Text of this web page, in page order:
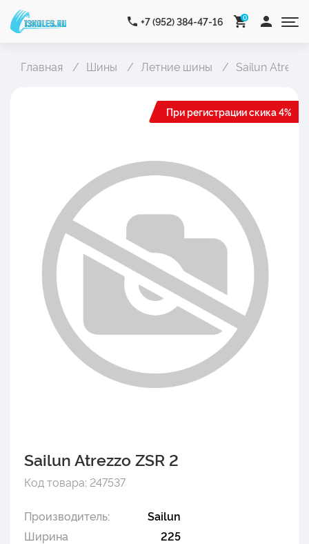
+7 (952) 384-47-16 0
Главная Шины Летние шины Sailun
Sailun Atrezzo ZSR 2
Код товара: 247537
Производитель:
Sailun
Ширина
225
При регистрации скика 4%